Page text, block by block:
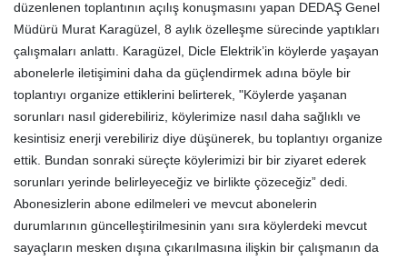
düzenlenen toplantının açılış konuşmasını yapan DEDAŞ Genel
Müdürü Murat Karagüzel, 8 aylık özelleşme sürecinde yaptıkları
çalışmaları anlattı. Karagüzel, Dicle Elektrik’in köylerde yaşayan
abonelerle iletişimini daha da güçlendirmek adına böyle bir
toplantıyı organize ettiklerini belirterek, "Köylerde yaşanan
sorunları nasıl giderebiliriz, köylerimize nasıl daha sağlıklı ve
kesintisiz enerji verebiliriz diye düşünerek, bu toplantıyı organize
ettik. Bundan sonraki süreçte köylerimizi bir bir ziyaret ederek
sorunları yerinde belirleyeceğiz ve birlikte çözeceğiz” dedi.
Abonesizlerin abone edilmeleri ve mevcut abonelerin
durumlarının güncelleştirilmesinin yanı sıra köylerdeki mevcut
sayaçların mesken dışına çıkarılmasına ilişkin bir çalışmanın da